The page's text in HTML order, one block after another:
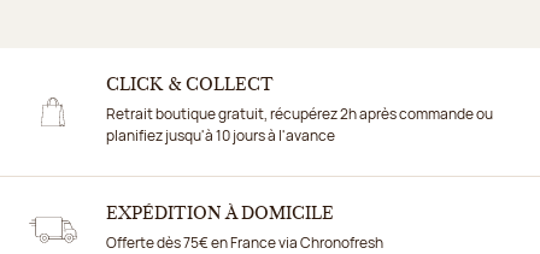
CLICK & COLLECT
Retrait boutique gratuit, récupérez 2h après commande ou
planifiez jusqu'à 10 jours à l'avance
EXPÉDITION À DOMICILE
Offerte dès 75€ en France via Chronofresh